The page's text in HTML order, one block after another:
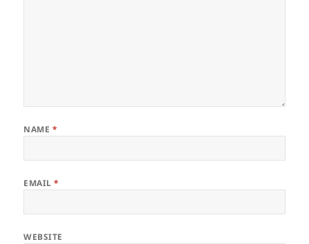
NAME *
EMAIL*
WEBSITE